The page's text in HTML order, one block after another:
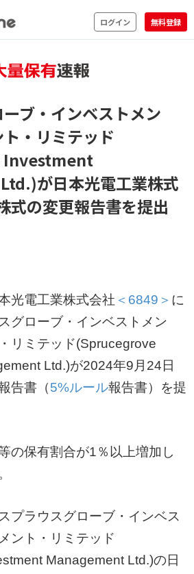
ログイン 無料登録
ブ・インベストメン
・リミテッド
Investment
が日本光電工業株式
式の変更報告書を提出
光電工業株式会社 ＜6849＞ に
グローブ・インベストメン
リミテッド(Sprucegrove
Ltd.)が2024年9月24日
告書（5%ルール報告書）を提
の保有割合が1％以上増加し
プラウスグローブ・インベス
ント・リミテッド
Management Ltd.)の日